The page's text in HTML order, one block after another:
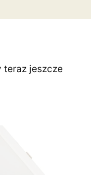
teraz jeszcze